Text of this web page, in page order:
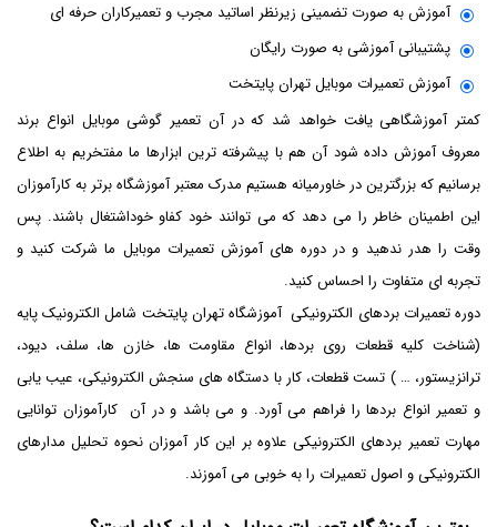
آموزش به صورت تضمینی زیرنظر اساتید مجرب و تعمیرکاران حرفه ای
پشتیبانی آموزشی به صورت رایگان
آموزش تعمیرات موبایل تهران پایتخت
کمتر آموزشگاهی یافت خواهد شد که در آن تعمیر گوشی موبایل انواع برند
معروف آموزش داده شود آن هم با پیشرفته ترین ابزارها ما مفتخریم به اطلاع
برسانیم که بزرگترین در خاورمیانه هستیم مدرک معتبر آموزشگاه برتر به کارآموزان
این اطمینان خاطر را می دهد که می توانند خود کفاو خوداشتغال باشند. پس
وقت را هدر ندهید و در دوره های آموزش تعمیرات موبایل ما شرکت کنید و
تجربه ای متفاوت را احساس کنید.
دوره تعمیرات بردهای الکترونیکی آموزشگاه تهران پایتخت شامل الکترونیک پایه
(شناخت کلیه قطعات روی بردها، انواع مقاومت ها، خازن ها، سلف، دیود،
ترانزیستور، … ) تست قطعات، کار با دستگاه های سنجش الکترونیکی، عیب یابی
و تعمیر انواع بردها را فراهم می آورد. و می باشد و در آن کارآموزان توانایی
مهارت تعمیر بردهای الکترونیکی علاوه بر این کار آموزان نحوه تحلیل مدارهای
الکترونیکی و اصول تعمیرات را به خوبی می آموزند.